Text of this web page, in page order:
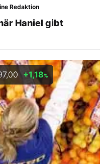
Redaktion
Haniel gibt
+1,18%